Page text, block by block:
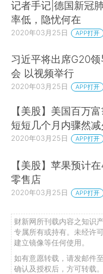
记者手记|德国新冠
率低，隐忧何在
2020年03月25日 APP打开
习近平将出席G20
会 以视频举行
2020年03月25日 APP打开
【美股】美国百万
短短几个月内骤然
2020年03月25日 APP打开
【美股】苹果预计
零售店
2020年03月25日 APP打开
财新网所刊载内容之知识
专属所有或持有。未经许
建立镜像等任何使用。
如有意愿转载，请发邮件至
确认及授权后，方可转载。